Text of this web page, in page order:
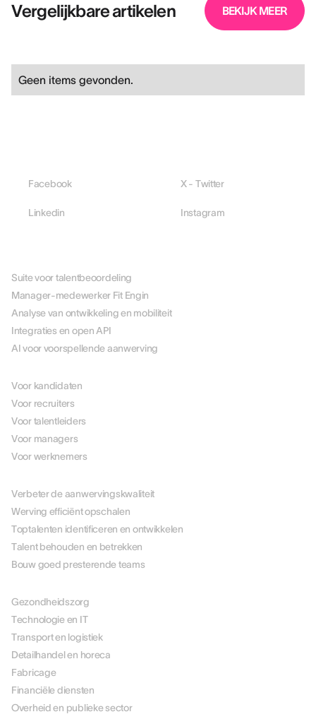
Vergelijkbare artikelen BEKIJK MEER
Geen items gevonden.
Facebook X - Twitter
Linkedin Instagram
Suite voor talentbeoordeling
Manager-medewerker Fit Engin
Analyse van ontwikkeling en mobiliteit
Integraties en open API
AI voor voorspellende aanwerving
Voor kandidaten
Voor recruiters
Voor talentleiders
Voor managers
Voor werknemers
Verbeter de aanwervingskwaliteit
Werving efficiënt opschalen
Toptalenten identificeren en ontwikkelen
Talent behouden en betrekken
Bouw goed presterende teams
Gezondheidszorg
Technologie en IT
Transport en logistiek
Detailhandel en horeca
Fabricage
Financiële diensten
Overheid en publieke sector